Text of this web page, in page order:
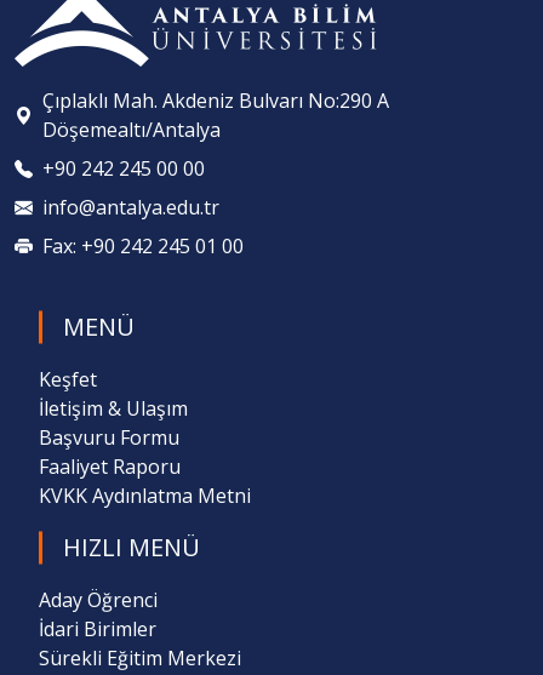
Çıplaklı Mah. Akdeniz Bulvarı No:290 A
Döşemealtı/Antalya
+90 242 245 00 00
info@antalya.edu.tr
Fax: +90 242 245 01 00
MENÜ
Keşfet
İletişim & Ulaşım
Başvuru Formu
Faaliyet Raporu
KVKK Aydınlatma Metni
HIZLI MENÜ
Aday Öğrenci
İdari Birimler
Sürekli Eğitim Merkezi